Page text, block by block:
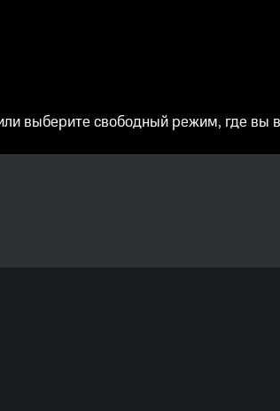
выберите свободный режим, где